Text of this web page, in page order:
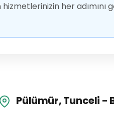
her
Pülümür, Tunceli -